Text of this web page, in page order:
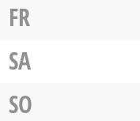
FR
SA
SO